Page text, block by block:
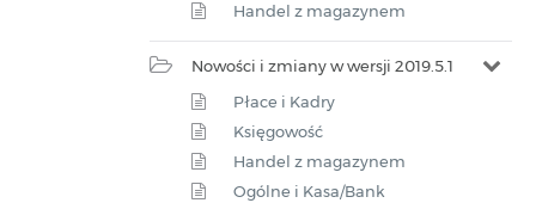
Handel z magazynem
Nowości i zmiany w wersji 2019.5.1
Płace i Kadry
Księgowość
Handel z magazynem
Ogólne i Kasa/Bank